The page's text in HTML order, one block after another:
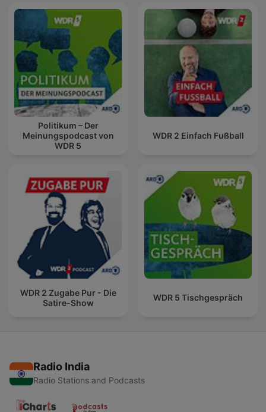
Politikum – Der
Meinungspodcast von
WDR 5
WDR 2 Einfach Fußball
WDR 2 Zugabe Pur - Die
Satire-Show
WDR 5 Tischgespräch
Radio India
Radio Stations and Podcasts